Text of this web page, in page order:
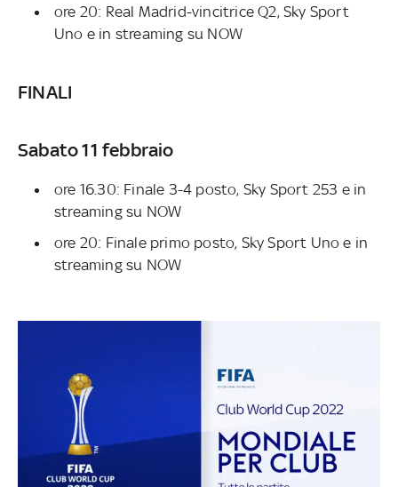
ore 20: Real Madrid-vincitrice Q2, Sky Sport
Uno e in streaming su NOW
FINALI
Sabato 11 febbraio
ore 16.30: Finale 3-4 posto, Sky Sport 253 e in
streaming su NOW
ore 20: Finale primo posto, Sky Sport Uno e in
streaming su NOW